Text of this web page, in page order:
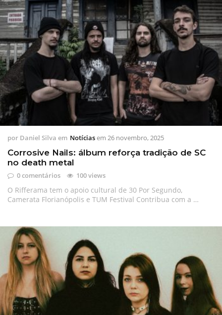
por Daniel Silva em Notíciasem 26 novembro, 2025
Corrosive Nails: álbum reforça tradição de SC
no death metal
0 comentários 100 views
O Rifferama tem o apoio cultural de 30 Por Segundo,
Camerata Florianópolis e TUM Festival Contribua com a …